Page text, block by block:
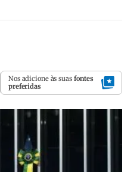
Nos adicione às suas fontes
preferidas